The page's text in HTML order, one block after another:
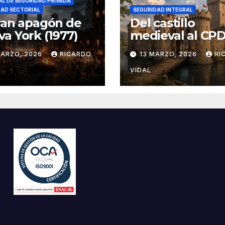
SECTORIAL
apagón de
York (1977)
2026 RICARDO
SEGURIDAD INTEGRAL
Del castillo
medieval al
seguridad por
13 MARZO, 2026
VIDAL